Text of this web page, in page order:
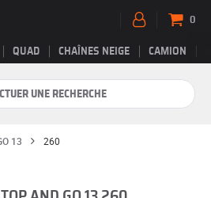
QUAD CHAÎNES NEIGE CAMION
0
UNE RECHERCHE
13 260